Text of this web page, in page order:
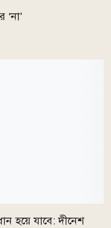
হয়ে যাবে: দীনেশ